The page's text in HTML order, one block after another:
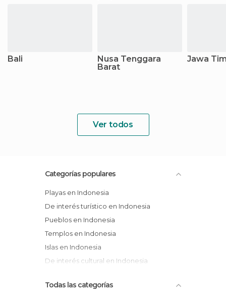
Bali
Nusa Tenggara
Barat
Jawa
Ver todos
Categorías populares
Playas en Indonesia
De interés turístico en Indonesia
Pueblos en Indonesia
Templos en Indonesia
Islas en Indonesia
De interés cultural en Indonesia
Todas las categorías